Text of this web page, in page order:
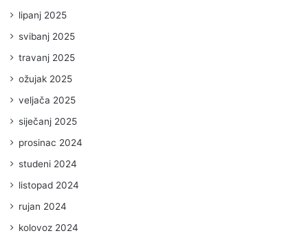
lipanj 2025
svibanj 2025
travanj 2025
ožujak 2025
veljača 2025
siječanj 2025
prosinac 2024
studeni 2024
listopad 2024
rujan 2024
kolovoz 2024